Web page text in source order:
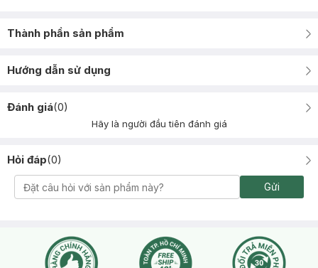
Thành phần sản phẩm
Hướng dẫn sử dụng
Đánh giá(0)
Hãy là người đầu tiên đánh giá
Hỏi đáp(0)
Gửi